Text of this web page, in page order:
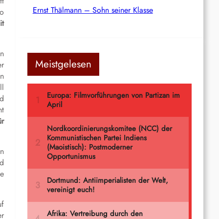
Ernst Thälmann – Sohn seiner Klasse
Meistgelesen